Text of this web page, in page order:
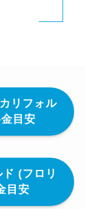
リフォル
目安
(フロリ
目安